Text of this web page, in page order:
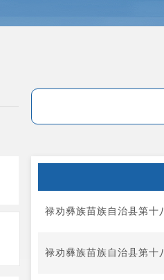
禄劝彝族苗族自治县第十
禄劝彝族苗族自治县第十